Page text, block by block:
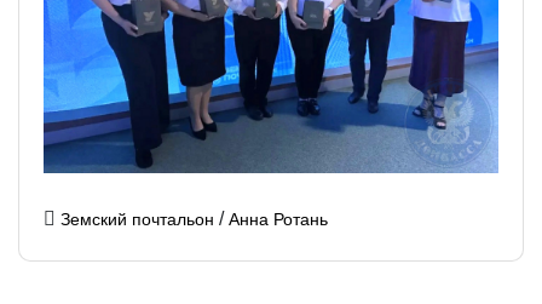
Земский почтальон /Анна Ротань